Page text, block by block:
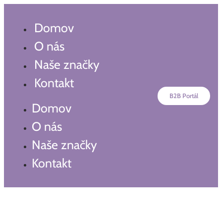
Preskočiť
Domov
O nás
Naše značky
Kontakt
Domov
O nás
Naše značky
Kontakt
B2B Portál